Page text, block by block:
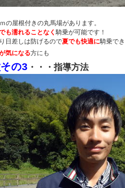
の屋根付きの丸馬場があります。
も濡れることなく騎乗が可能です！
日差しは防げるので夏でも快適に騎乗でき
気になる方にも
の3 ・・・指導方法